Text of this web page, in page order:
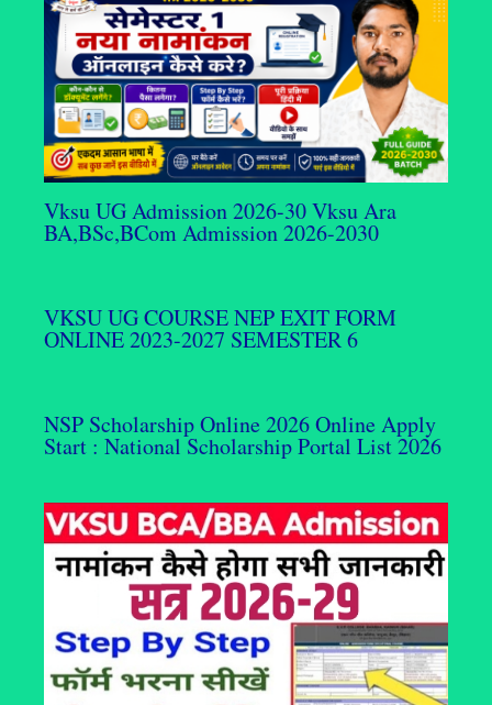
Vksu UG Admission 2026-30 Vksu Ara
BA,BSc,BCom Admission 2026-2030
VKSU UG COURSE NEP EXIT FORM
ONLINE 2023-2027 SEMESTER 6
NSP Scholarship Online 2026 Online Apply
Start : National Scholarship Portal List 2026